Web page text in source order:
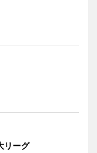
リーグ